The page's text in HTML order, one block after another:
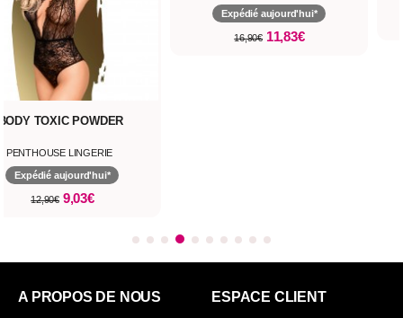
TOXIC POWDER
PENTHOUSE LINGERIE
Expédié aujourd'hui*
12,90€9,03€
Expédié aujourd'hui*
16,90€ 11,83€
A PROPOS DE NOUS ESPACE CLIENT